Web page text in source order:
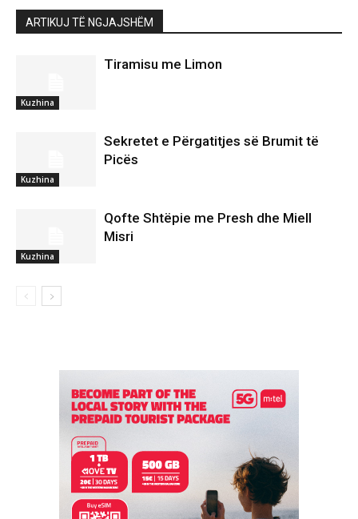
ARTIKUJ TË NGJAJSHËM
Kuzhina
Tiramisu me Limon
Kuzhina
Sekretet e Përgatitjes së Brumit të
Picës
Kuzhina
Qofte Shtëpie me Presh dhe Miell
Misri